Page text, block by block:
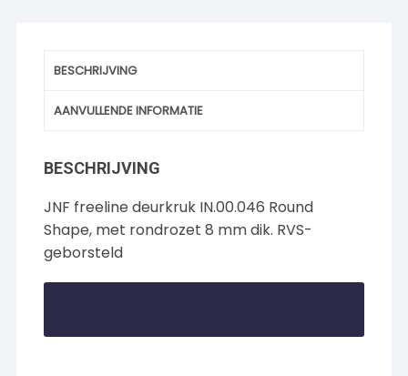
BESCHRIJVING
AANVULLENDE INFORMATIE
BESCHRIJVING
JNF freeline deurkruk IN.00.046 Round
Shape, met rondrozet 8 mm dik. RVS-
geborsteld